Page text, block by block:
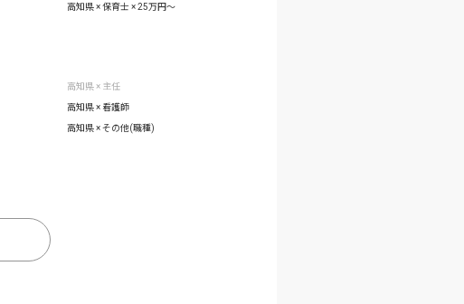
高知県 × 保育士 × 25万円〜
高知県 × 主任
高知県 × 看護師
高知県 × その他(職種)